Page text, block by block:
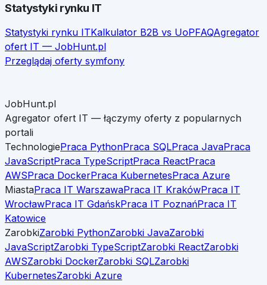
Statystyki rynku IT
Statystyki rynku ITKalkulator B2B vs UoPFAQAgregator
ofert IT — JobHunt.pl
Przeglądaj oferty symfony
JobHunt.pl
Agregator ofert IT — łączymy oferty z popularnych
portali
TechnologiePraca PythonPraca SQLPraca JavaPraca
JavaScriptPraca TypeScriptPraca ReactPraca
AWSPraca DockerPraca KubernetesPraca Azure
MiastaPraca IT WarszawaPraca IT KrakówPraca IT
WrocławPraca IT GdańskPraca IT PoznańPraca IT
Katowice
ZarobkiZarobki PythonZarobki JavaZarobki
JavaScriptZarobki TypeScriptZarobki ReactZarobki
AWSZarobki DockerZarobki SQLZarobki
KubernetesZarobki Azure